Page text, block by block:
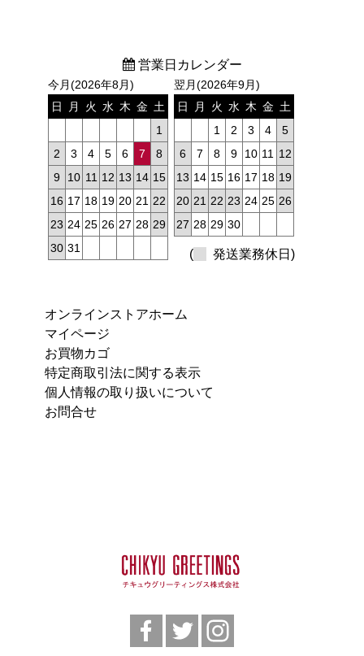
営業日カレンダー
今月(2026年8月)
日
月 火 水 木 金 土
1
2
3 4 5 6 7
8
9
10 11 12 13 14 15
16 17 18 19 20 21 22
23 24 25 26 27 28 29
30 31
翌月(2026年9月)
日
月 火 水 木 金 土
1
2 3 4
5
6
7 8 9 10 11
12
13 14 15 16 17 18 19
20 21 22 23 24 25 26
27 28 29 30
( 発送業務休日)
オンラインストアホーム
マイページ
お買物カゴ
特定商取引法に関する表示
個人情報の取り扱いについて
お問合せ